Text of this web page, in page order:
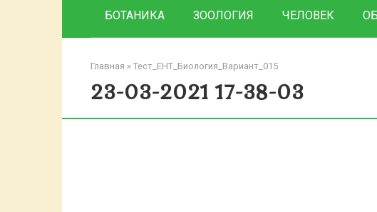
БОТАНИКА ЗООЛОГИЯ ЧЕЛОВЕК
Главная » Тест_ЕНТ_Биология_Вариант_015
23-03-2021 17-38-03